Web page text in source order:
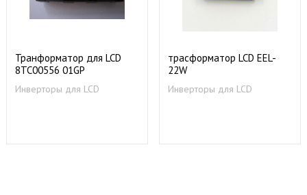
Транформатор для LCD
8TC00556 01GP
Инверторы для LCD
трасформатор LCD EEL-
22W
Инверторы для LCD